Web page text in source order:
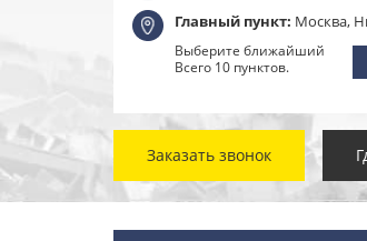
Главный пункт: Москва,
Выберите ближайший
Всего 10 пунктов.
Заказать звонок